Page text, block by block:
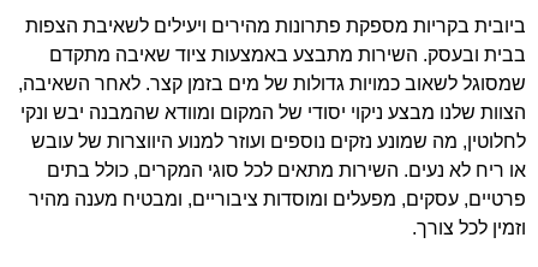
ביובית בקריות מספקת פתרונות מהירים ויעילים לשאיבת הצפות
בבית ובעסק. השירות מתבצע באמצעות ציוד שאיבה מתקדם
שמסוגל לשאוב כמויות גדולות של מים בזמן קצר. לאחר השאיבה,
הצוות שלנו מבצע ניקוי יסודי של המקום ומוודא שהמבנה יבש ונקי
לחלוטין, מה שמונע נזקים נוספים ועוזר למנוע היווצרות של עובש
או ריח לא נעים. השירות מתאים לכל סוגי המקרים, כולל בתים
פרטיים, עסקים, מפעלים ומוסדות ציבוריים, ומבטיח מענה מהיר
וזמין לכל צורך.